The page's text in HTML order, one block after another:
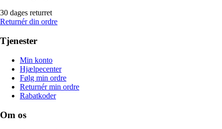
30 dages returret
Returnér din ordre
Tjenester
Min konto
Hjælpecenter
Følg min ordre
Returnér min ordre
Rabatkoder
Om os